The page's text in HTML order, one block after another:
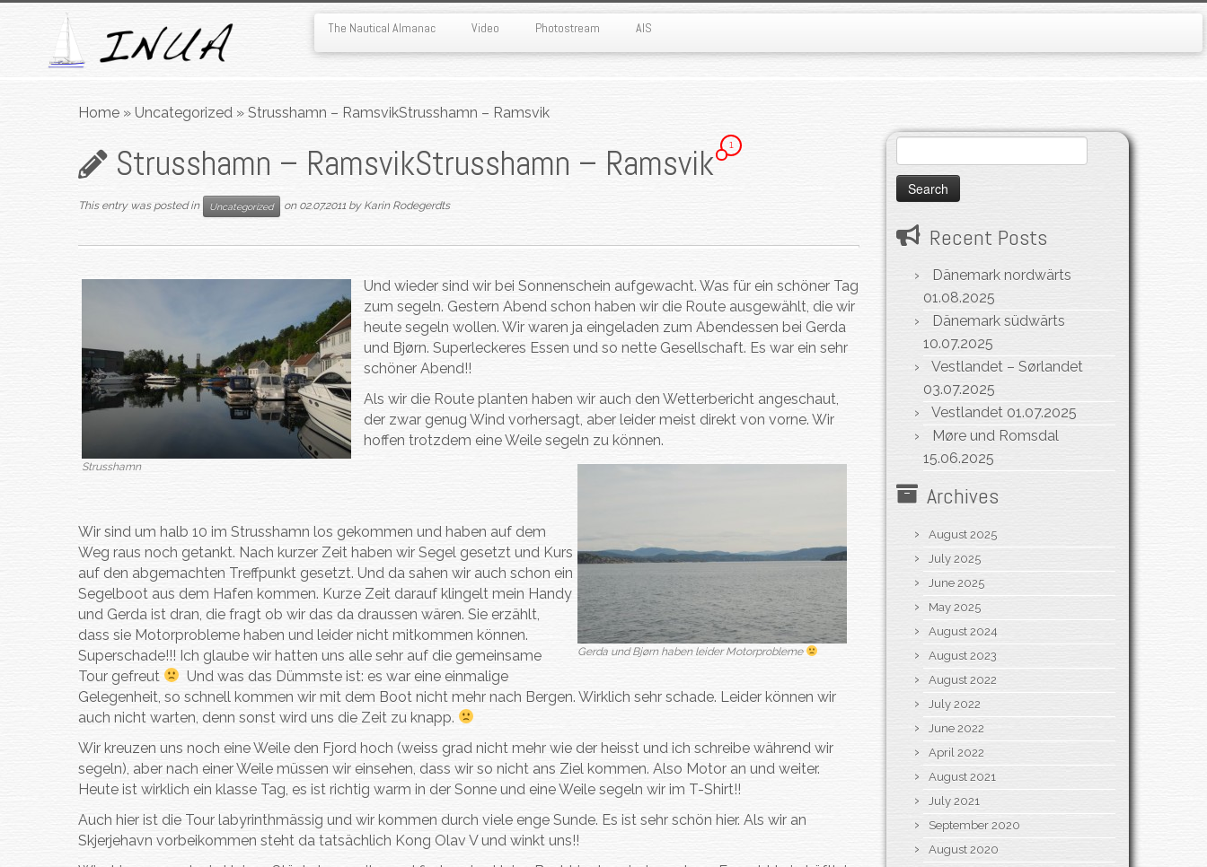
The Nautical Almanac Video Photostream AIS
Home » Uncategorized » Strusshamn – RamsvikStrusshamn – Ramsvik
Strusshamn – RamsvikStrusshamn – Ramsvik 1
This entry was posted in Uncategorized on 02.07.2011 by Karin Rodegerdts
Strusshamn
Und wieder sind wir bei Sonnenschein aufgewacht. Was für ein schöner Tag
zum segeln. Gestern Abend schon haben wir die Route ausgewählt, die wir
heute segeln wollen. Wir waren ja eingeladen zum Abendessen bei Gerda
und Bjørn. Superleckeres Essen und so nette Gesellschaft. Es war ein sehr
schöner Abend!!
Als wir die Route planten haben wir auch den Wetterbericht angeschaut,
der zwar genug Wind vorhersagt, aber leider meist direkt von vorne. Wir
hoffen trotzdem eine Weile segeln zu können.
Gerda und Bjørn haben leider Motorprobleme
Wir sind um halb 10 im Strusshamn los gekommen und haben auf dem
Weg raus noch getankt. Nach kurzer Zeit haben wir Segel gesetzt und Kurs
auf den abgemachten Treffpunkt gesetzt. Und da sahen wir auch schon ein
Segelboot aus dem Hafen kommen. Kurze Zeit darauf klingelt mein Handy
und Gerda ist dran, die fragt ob wir das da draussen wären. Sie erzählt,
dass sie Motorprobleme haben und leider nicht mitkommen können.
Superschade!!! Ich glaube wir hatten uns alle sehr auf die gemeinsame
Tour gefreut
Und was das Dümmste ist: es war eine einmalige
Gelegenheit, so schnell kommen wir mit dem Boot nicht mehr nach Bergen. Wirklich sehr schade. Leider können wir
auch nicht warten, denn sonst wird uns die Zeit zu knapp.
Wir kreuzen uns noch eine Weile den Fjord hoch (weiss grad nicht mehr wie der heisst und ich schreibe während wir
segeln), aber nach einer Weile müssen wir einsehen, dass wir so nicht ans Ziel kommen. Also Motor an und weiter.
Heute ist wirklich ein klasse Tag, es ist richtig warm in der Sonne und eine Weile segeln wir im T-Shirt!!
Auch hier ist die Tour labyrinthmässig und wir kommen durch viele enge Sunde. Es ist sehr schön hier. Als wir an
Skjerjehavn vorbeikommen steht da tatsächlich Kong Olav V und winkt uns!!
for:
Recent Posts
Dänemark nordwärts
01.08.2025
Dänemark südwärts
10.07.2025
Vestlandet – Sørlandet
03.07.2025
Vestlandet 01.07.2025
Møre und Romsdal
15.06.2025
Archives
August 2025
July 2025
June 2025
May 2025
August 2024
August 2023
August 2022
July 2022
June 2022
April 2022
August 2021
July 2021
September 2020
August 2020